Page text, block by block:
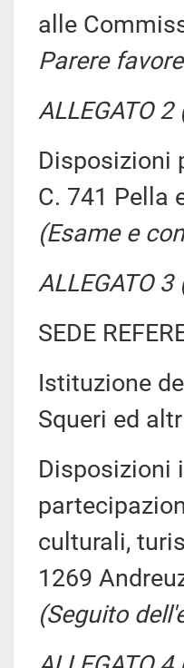
alle
Parere
ALLEGATO
Disposizioni
C. 741 Pella
(Esame e
ALLEGATO
SEDE
Istituzione
Squeri ed
Disposizioni
culturali,
1269
(Seguito